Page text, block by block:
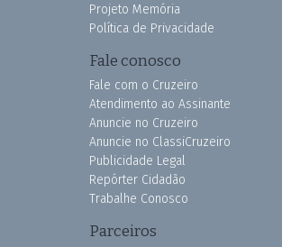
Projeto Memória
Política de Privacidade
Fale conosco
Fale com o Cruzeiro
Atendimento ao Assinante
Anuncie no Cruzeiro
Anuncie no ClassiCruzeiro
Publicidade Legal
Repórter Cidadão
Trabalhe Conosco
Parceiros